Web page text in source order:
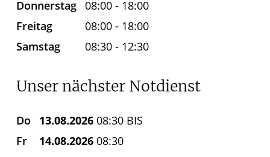
Donnerstag 08:00 - 18:00
Freitag
08:00 - 18:00
Samstag
08:30 - 12:30
Unser nächster Notdienst
Do 13.08.202608:30 BIS
Fr
14.08.202608:30